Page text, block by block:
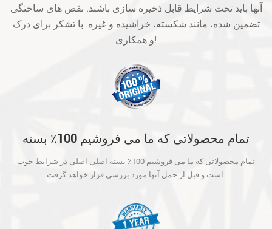
آنها باید تحت شرایط قابل ذخیره سازی باشند. نقص های ساختگی
تضمین شده، مانند شکسته، خراشیده و غیره. با تشکر برای درک
و همکاری!
تمام محصولاتی که ما می فروشیم 100٪ بسته
آنها مورد بررسی قرار خواهد گرفت.
تمام محصولاتی که ما می فروشیم 100٪ بسته اصلی اصلی در شرایط خوب
است و قبل از حمل آنها مورد بررسی قرار خواهد گرفت.